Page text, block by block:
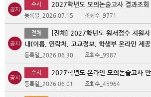
수시 2027학년도 모의논술고사 결과조회
등록일_2026.07.15 조회수_9771
전체
[전체] 2027학년도 원서접수 지원
내(이름, 연락처, 고교정보, 학생부 온라인 제공
등록일_2026.06.30 조회수_9987
수시 2027학년도 온라인 모의논술고사
등록일_2026.06.01 조회수_45964